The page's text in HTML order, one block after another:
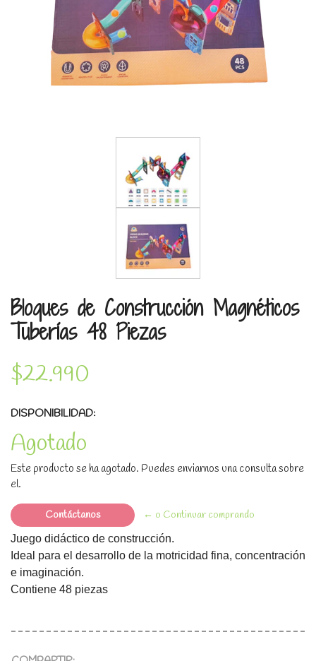
Bloques de Construcción Magnéticos
Tuberías 48 Piezas
$22.990
DISPONIBILIDAD:
Agotado
Este producto se ha agotado. Puedes enviarnos una consulta sobre
el.
Contáctanos ← o Continuar comprando
Juego didáctico de construcción.
Ideal para el desarrollo de la motricidad fina, concentración
e imaginación.
Contiene 48 piezas